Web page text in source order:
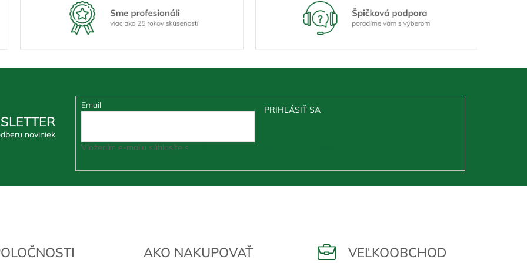
noviniek
Email
Vložením e-mailu súhlasíte s
PRIHLÁSIŤ SA
AKO NAKUPOVAŤ VEĽKOOBCHOD